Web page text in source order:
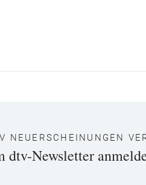
NEUERSCHEINUNGEN
dtv-Newsletter